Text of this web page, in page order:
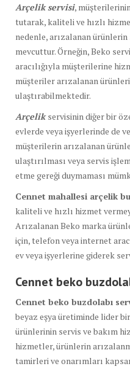
Arçelik servisi,
tutarak, kaliteli ve hızlı
nedenle, arızalanan
mevcuttur. Örneğin, Beko
aracılığıyla müşterilerine
müşteriler arızalanan
ulaştırabilmektedir.
Arçelikservisinin diğer bir
evlerde veya işyerlerinde de
müşterilerin arızalanan
ulaştırılması veya servis
etme gereği duymaması
Cennet mahallesi arçelik
kaliteli ve hızlı hizmet
Arızalanan Beko marka
için, telefon veya internet
ev veya işyerlerine giderek
Cennet beko
Cennet beko buzdolabı
beyaz eşya üretiminde lider
ürünlerinin servis ve bakım
hizmetler, ürünlerin
tamirleri ve onarımları